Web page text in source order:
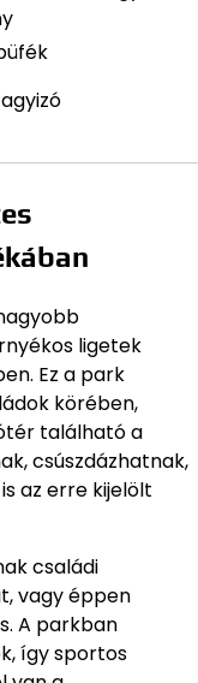
ligetek
Ez a park
körében,
található a
csúszdázhatnak,
az erre kijelölt
családi
vagy éppen
A parkban
így sportos